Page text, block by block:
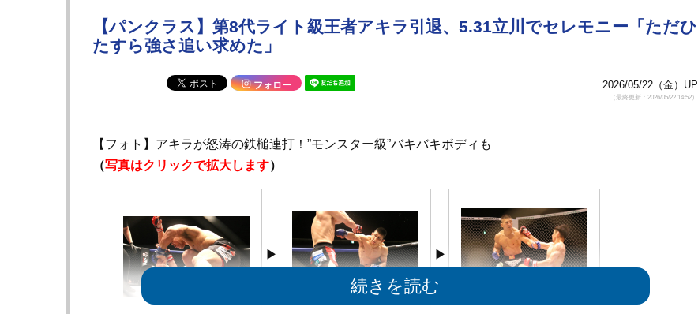
【パンクラス】第8代ライト級王者アキラ引退、5.31立川でセレモニー「ただひ
たすら強さ追い求めた」
フォロー 2026/05/22（金）UP
（最終更新：2026/05/22 14:52）
【フォト】アキラが怒涛の鉄槌連打！”モンスター級”バキバキボディも
（写真はクリックで拡大します）